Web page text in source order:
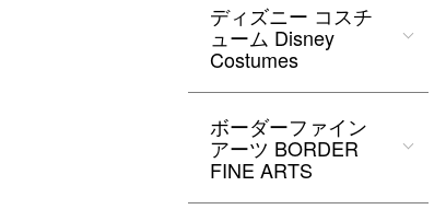
ディズニー コスチ
ューム Disney
Costumes
ボーダーファイン
アーツ BORDER
FINE ARTS